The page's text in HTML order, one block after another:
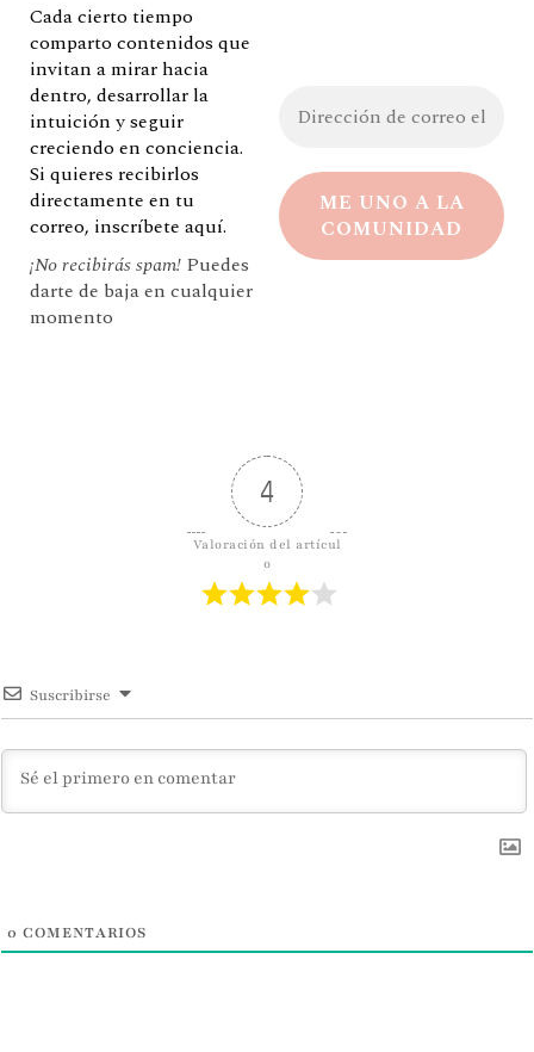
Cada cierto tiempo
comparto contenidos que
invitan a mirar hacia
dentro, desarrollar la
intuición y seguir
creciendo en conciencia.
Si quieres recibirlos
directamente en tu
correo, inscríbete aquí.
¡No recibirás spam! Puedes
darte de baja en cualquier
momento
4
Valoración del artícul
o
Suscribirse
0 COMENTARIOS